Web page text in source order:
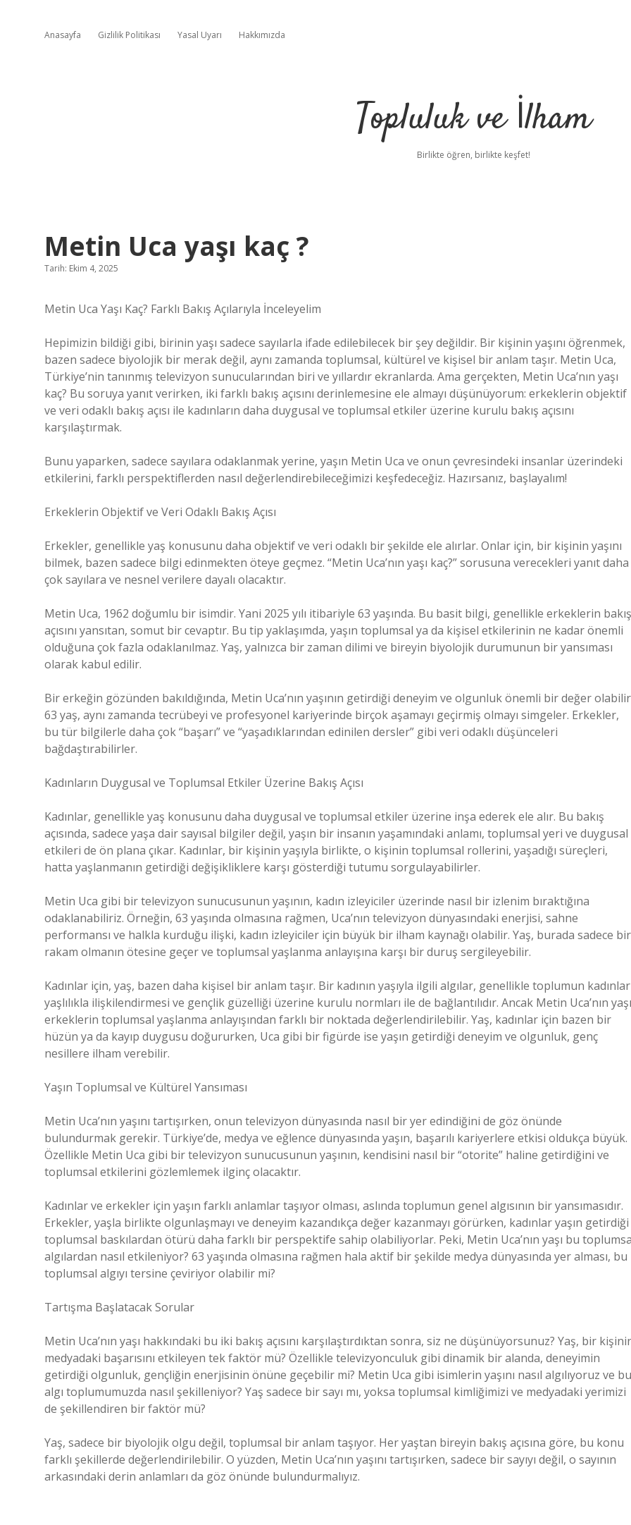
Anasayfa Gizlilik Politikası Yasal Uyarı Hakkımızda
Topluluk ve İlham
Birlikte öğren, birlikte keşfet!
Metin Uca yaşı kaç ?
Tarih: Ekim 4, 2025
Metin Uca Yaşı Kaç? Farklı Bakış Açılarıyla İnceleyelim
Hepimizin bildiği gibi, birinin yaşı sadece sayılarla ifade edilebilecek bir şey değildir. Bir kişinin yaşını öğrenmek,
bazen sadece biyolojik bir merak değil, aynı zamanda toplumsal, kültürel ve kişisel bir anlam taşır. Metin Uca,
Türkiye’nin tanınmış televizyon sunucularından biri ve yıllardır ekranlarda. Ama gerçekten, Metin Uca’nın yaşı
kaç? Bu soruya yanıt verirken, iki farklı bakış açısını derinlemesine ele almayı düşünüyorum: erkeklerin objektif
ve veri odaklı bakış açısı ile kadınların daha duygusal ve toplumsal etkiler üzerine kurulu bakış açısını
karşılaştırmak.
Bunu yaparken, sadece sayılara odaklanmak yerine, yaşın Metin Uca ve onun çevresindeki insanlar üzerindeki
etkilerini, farklı perspektiflerden nasıl değerlendirebileceğimizi keşfedeceğiz. Hazırsanız, başlayalım!
Erkeklerin Objektif ve Veri Odaklı Bakış Açısı
Erkekler, genellikle yaş konusunu daha objektif ve veri odaklı bir şekilde ele alırlar. Onlar için, bir kişinin yaşını
bilmek, bazen sadece bilgi edinmekten öteye geçmez. “Metin Uca’nın yaşı kaç?” sorusuna verecekleri yanıt daha
çok sayılara ve nesnel verilere dayalı olacaktır.
Metin Uca, 1962 doğumlu bir isimdir. Yani 2025 yılı itibariyle 63 yaşında. Bu basit bilgi, genellikle erkeklerin bakış
açısını yansıtan, somut bir cevaptır. Bu tip yaklaşımda, yaşın toplumsal ya da kişisel etkilerinin ne kadar önemli
olduğuna çok fazla odaklanılmaz. Yaş, yalnızca bir zaman dilimi ve bireyin biyolojik durumunun bir yansıması
olarak kabul edilir.
Bir erkeğin gözünden bakıldığında, Metin Uca’nın yaşının getirdiği deneyim ve olgunluk önemli bir değer
63 yaş, aynı zamanda tecrübeyi ve profesyonel kariyerinde birçok aşamayı geçirmiş olmayı simgeler. Erkekler,
bu tür bilgilerle daha çok “başarı” ve “yaşadıklarından edinilen dersler” gibi veri odaklı düşünceleri
bağdaştırabilirler.
Kadınların Duygusal ve Toplumsal Etkiler Üzerine Bakış Açısı
Kadınlar, genellikle yaş konusunu daha duygusal ve toplumsal etkiler üzerine inşa ederek ele alır. Bu bakış
açısında, sadece yaşa dair sayısal bilgiler değil, yaşın bir insanın yaşamındaki anlamı, toplumsal yeri ve duygusal
etkileri de ön plana çıkar. Kadınlar, bir kişinin yaşıyla birlikte, o kişinin toplumsal rollerini, yaşadığı süreçleri,
hatta yaşlanmanın getirdiği değişikliklere karşı gösterdiği tutumu sorgulayabilirler.
Metin Uca gibi bir televizyon sunucusunun yaşının, kadın izleyiciler üzerinde nasıl bir izlenim bıraktığına
odaklanabiliriz. Örneğin, 63 yaşında olmasına rağmen, Uca’nın televizyon dünyasındaki enerjisi, sahne
performansı ve halkla kurduğu ilişki, kadın izleyiciler için büyük bir ilham kaynağı olabilir. Yaş, burada sadece bir
rakam olmanın ötesine geçer ve toplumsal yaşlanma anlayışına karşı bir duruş sergileyebilir.
Kadınlar için, yaş, bazen daha kişisel bir anlam taşır. Bir kadının yaşıyla ilgili algılar, genellikle toplumun
yaşlılıkla ilişkilendirmesi ve gençlik güzelliği üzerine kurulu normları ile de bağlantılıdır. Ancak Metin Uca’nın
erkeklerin toplumsal yaşlanma anlayışından farklı bir noktada değerlendirilebilir. Yaş, kadınlar için bazen bir
hüzün ya da kayıp duygusu doğururken, Uca gibi bir figürde ise yaşın getirdiği deneyim ve olgunluk, genç
nesillere ilham verebilir.
Yaşın Toplumsal ve Kültürel Yansıması
Metin Uca’nın yaşını tartışırken, onun televizyon dünyasında nasıl bir yer edindiğini de göz önünde
bulundurmak gerekir. Türkiye’de, medya ve eğlence dünyasında yaşın, başarılı kariyerlere etkisi oldukça büyük.
Özellikle Metin Uca gibi bir televizyon sunucusunun yaşının, kendisini nasıl bir “otorite” haline getirdiğini ve
toplumsal etkilerini gözlemlemek ilginç olacaktır.
Kadınlar ve erkekler için yaşın farklı anlamlar taşıyor olması, aslında toplumun genel algısının bir yansımasıdır.
Erkekler, yaşla birlikte olgunlaşmayı ve deneyim kazandıkça değer kazanmayı görürken, kadınlar yaşın getirdiği
toplumsal baskılardan ötürü daha farklı bir perspektife sahip olabiliyorlar. Peki, Metin Uca’nın yaşı bu
algılardan nasıl etkileniyor? 63 yaşında olmasına rağmen hala aktif bir şekilde medya dünyasında yer alması, bu
toplumsal algıyı tersine çeviriyor olabilir mi?
Tartışma Başlatacak Sorular
Metin Uca’nın yaşı hakkındaki bu iki bakış açısını karşılaştırdıktan sonra, siz ne düşünüyorsunuz? Yaş, bir
medyadaki başarısını etkileyen tek faktör mü? Özellikle televizyonculuk gibi dinamik bir alanda, deneyimin
getirdiği olgunluk, gençliğin enerjisinin önüne geçebilir mi? Metin Uca gibi isimlerin yaşını nasıl algılıyoruz ve bu
algı toplumumuzda nasıl şekilleniyor? Yaş sadece bir sayı mı, yoksa toplumsal kimliğimizi ve medyadaki yerimizi
de şekillendiren bir faktör mü?
Yaş, sadece bir biyolojik olgu değil, toplumsal bir anlam taşıyor. Her yaştan bireyin bakış açısına göre, bu konu
farklı şekillerde değerlendirilebilir. O yüzden, Metin Uca’nın yaşını tartışırken, sadece bir sayıyı değil, o sayının
arkasındaki derin anlamları da göz önünde bulundurmalıyız.